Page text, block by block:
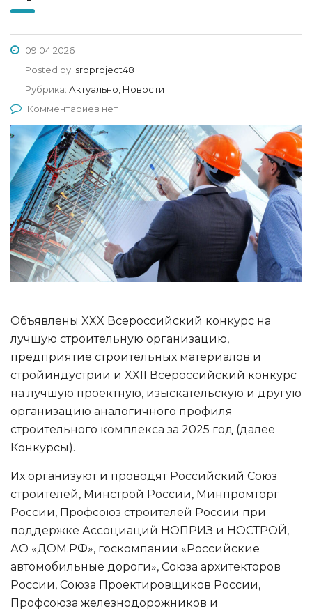
09.04.2026
Posted by: sroproject48
Рубрика: Актуально, Новости
Комментариев нет
Объявлены XXX Всероссийский конкурс на
лучшую строительную организацию,
предприятие строительных материалов и
стройиндустрии и XXII Всероссийский конкурс
на лучшую проектную, изыскательскую и другую
организацию аналогичного профиля
строительного комплекса за 2025 год (далее
Конкурсы).
Их организуют и проводят Российский Союз
строителей, Минстрой России, Минпромторг
России, Профсоюз строителей России при
поддержке Ассоциаций НОПРИЗ и НОСТРОЙ,
АО «ДОМ.РФ», госкомпании «Российские
автомобильные дороги», Союза архитекторов
России, Союза Проектировщиков России,
Профсоюза железнодорожников и